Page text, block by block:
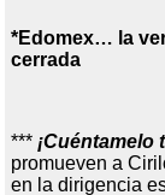
*Edomex… la
cerrada
*** ¡Cuéntamelo
promueven a
en la dirigencia